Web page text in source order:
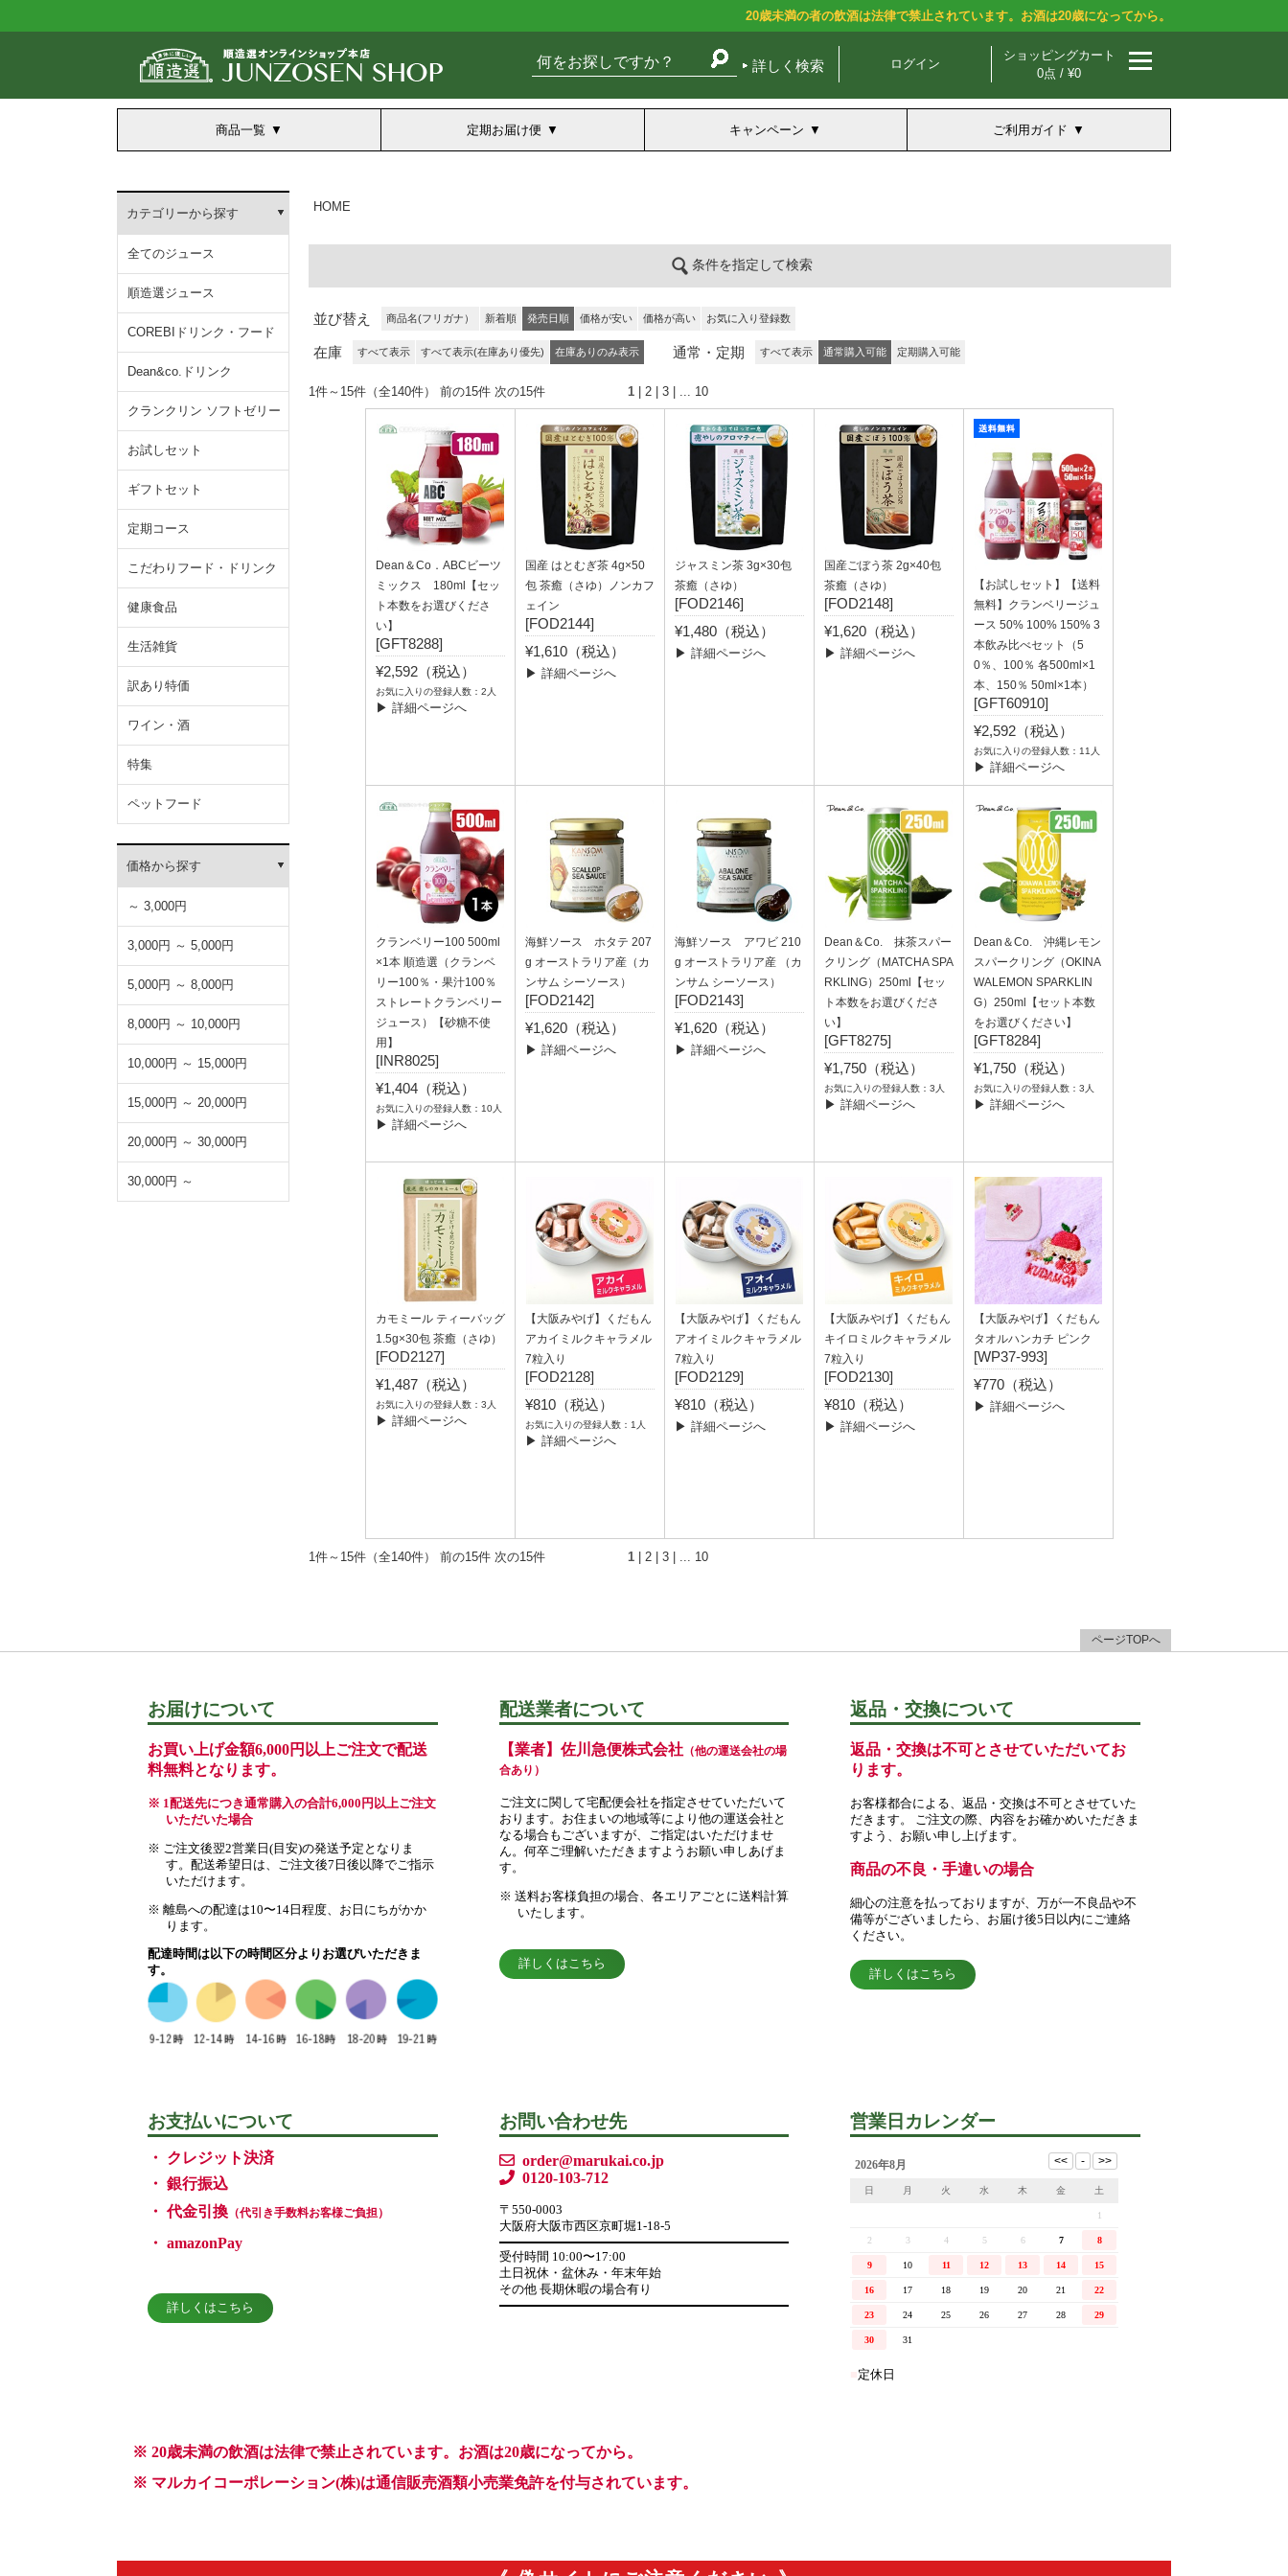
20歳未満の者の飲酒は法律で禁止されています。お酒は20歳になってから。
詳しく検索 ログイン
ショッピングカート
0点 / ¥0
商品一覧 定期お届け便 キャンペーン ご利用ガイド
カテゴリーから探す
全てのジュース
順造選ジュース
COREBIドリンク・フード
Dean&co.ドリンク
クランクリン ソフトゼリー
お試しセット
ギフトセット
定期コース
こだわりフード・ドリンク
健康食品
生活雑貨
訳あり特価
ワイン・酒
特集
ペットフード
価格から探す
～ 3,000円
3,000円 ～ 5,000円
5,000円 ～ 8,000円
8,000円 ～ 10,000円
10,000円 ～ 15,000円
15,000円 ～ 20,000円
20,000円 ～ 30,000円
30,000円 ～
HOME
条件を指定して検索
並び替え 商品名(フリガナ） 新着順 発売日順 価格が安い 価格が高い お気に入り登録数
在庫 すべて表示 すべて表示(在庫あり優先) 在庫ありのみ表示 通常・定期 すべて表示 通常購入可能 定期購入可能
1件～15件（全140件） 前の15件 次の15件 1 2 3 | ... 10
Dean＆Co．ABCビーツ
ミックス 180ml【セッ
ト本数をお選びくださ
い】
[GFT8288]
¥2,592（税込）
お気に入りの登録人数：2人
▶ 詳細ページへ
国産 はとむぎ茶 4g×50
包 茶癒（さゆ）ノンカフ
ェイン
[FOD2144]
¥1,610（税込）
▶ 詳細ページへ
ジャスミン茶 3g×30包
茶癒（さゆ）
[FOD2146]
¥1,480（税込）
▶ 詳細ページへ
国産ごぼう茶 2g×40包
茶癒（さゆ）
[FOD2148]
¥1,620（税込）
▶ 詳細ページへ
【お試しセット】【送料
無料】クランベリージュ
ース 50% 100% 150% 3
本飲み比べセット（5
0％、100％ 各500ml×1
本、150％ 50ml×1本）
[GFT60910]
¥2,592（税込）
お気に入りの登録人数：11人
▶ 詳細ページへ
クランベリー100 500ml
×1本 順造選（クランベ
リー100％・果汁100％
ストレートクランベリー
ジュース）【砂糖不使
用】
[INR8025]
¥1,404（税込）
お気に入りの登録人数：10人
▶ 詳細ページへ
海鮮ソース ホタテ 207
g オーストラリア産（カ
ンサム シーソース）
[FOD2142]
¥1,620（税込）
▶ 詳細ページへ
海鮮ソース アワビ 210
g オーストラリア産 （カ
ンサム シーソース）
[FOD2143]
¥1,620（税込）
▶ 詳細ページへ
Dean＆Co. 抹茶スパー
クリング（MATCHA SPA
RKLING）250ml【セッ
ト本数をお選びくださ
い】
[GFT8275]
¥1,750（税込）
お気に入りの登録人数：3人
▶ 詳細ページへ
Dean＆Co. 沖縄レモン
スパークリング（OKINA
WALEMON SPARKLIN
G）250ml【セット本数
をお選びください】
[GFT8284]
¥1,750（税込）
お気に入りの登録人数：3人
▶ 詳細ページへ
カモミール ティーバッグ
1.5g×30包 茶癒（さゆ）
[FOD2127]
¥1,487（税込）
お気に入りの登録人数：3人
▶ 詳細ページへ
【大阪みやげ】くだもん
アカイミルクキャラメル
7粒入り
[FOD2128]
¥810（税込）
お気に入りの登録人数：1人
▶ 詳細ページへ
【大阪みやげ】くだもん
アオイミルクキャラメル
7粒入り
[FOD2129]
¥810（税込）
▶ 詳細ページへ
【大阪みやげ】くだもん
キイロミルクキャラメル
7粒入り
[FOD2130]
¥810（税込）
▶ 詳細ページへ
【大阪みやげ】くだもん
タオルハンカチ ピンク
[WP37-993]
¥770（税込）
▶ 詳細ページへ
1件～15件（全140件） 前の15件 次の15件 1 2 3 | ... 10
ページTOPへ